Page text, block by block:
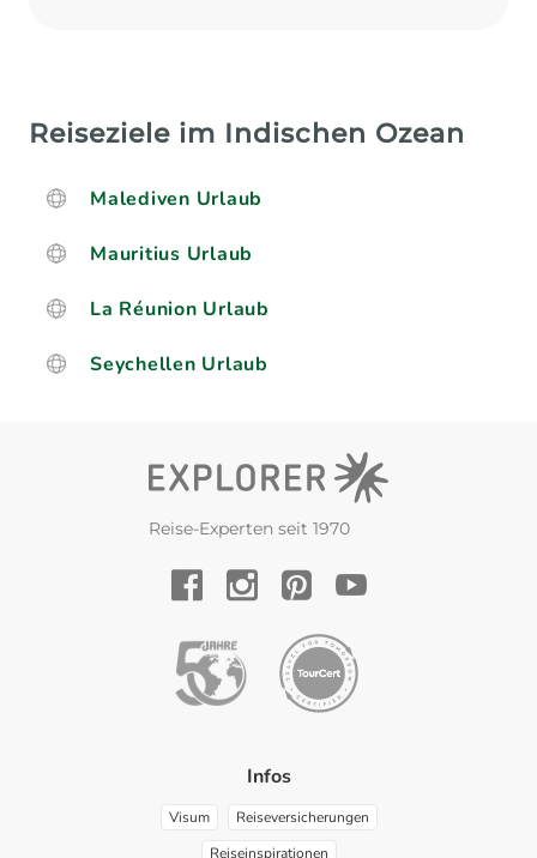
Reiseziele im Indischen Ozean
Malediven Urlaub
Mauritius Urlaub
La Réunion Urlaub
Seychellen Urlaub
Reise-Experten seit 1970
Infos
Visum
Reiseversicherungen
Reiseinspirationen